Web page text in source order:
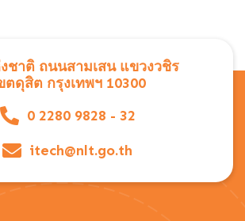
ชาติ ถนนสามเสน แขวงวชิร
ตดุสิต กรุงเทพฯ 10300
0 2280 9828 - 32
itech@nlt.go.th